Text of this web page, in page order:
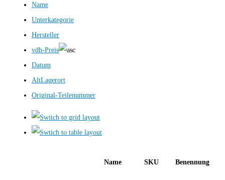
Name
Unterkategorie
Hersteller
vdh-Preis
Datum
AltLagerort
Original-Teilenummer
Name SKU Benennung